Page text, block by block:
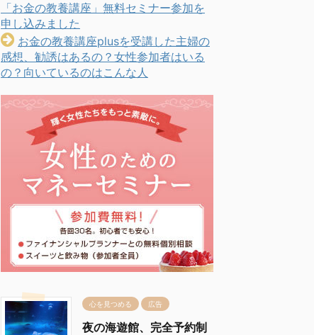
「お金の教養講座」無料セミナー参加を
申し込みました
お金の教養講座plusを受講した主婦の
感想、勧誘はあるの？女性参加者はいる
の？向いているのはこんな人
心を見つめる 広告
夜の海遊館、完全予約制